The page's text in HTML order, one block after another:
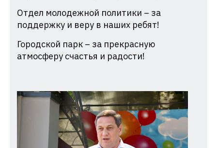
Отдел молодежной политики – за
поддержку и веру в наших ребят!
Городской парк – за прекрасную
атмосферу счастья и радости!